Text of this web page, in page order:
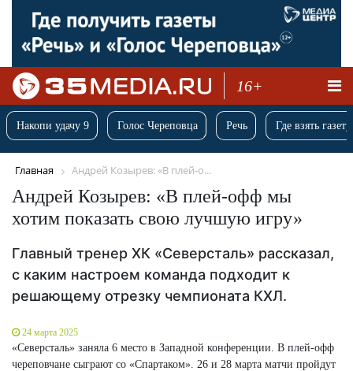
16+
Накопи удачу 9 Голос Череповца Речь Где взять
Главная Андрей Козырев: «В плей-о...
Андрей Козырев: «В плей-офф мы
хотим показать свою лучшую игру»
Главный тренер ХК «Северсталь» рассказал,
с каким настроем команда подходит к
решающему отрезку чемпионата КХЛ.
24 марта 2025
«Северсталь» заняла 6 место в Западной конференции. В плей-офф
череповчане сыграют со «Спартаком». 26 и 28 марта матчи пройдут